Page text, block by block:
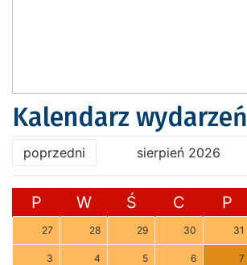
Kalendarz wydarzeń
poprzedni sierpień 2026
P W Ś C P
27 28 29 30 31
3 4 5 6 7